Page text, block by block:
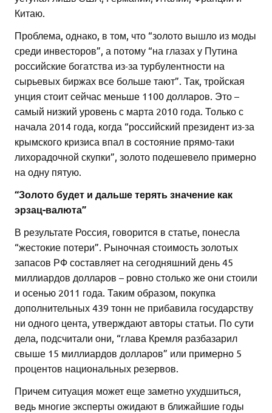
Китаю.
Проблема, однако, в том, что “золото вышло из моды
среди инвесторов”, а потому “на глазах у Путина
российские богатства из-за турбулентности на
сырьевых биржах все больше тают”. Так, тройская
унция стоит сейчас меньше 1100 долларов. Это –
самый низкий уровень с марта 2010 года. Только с
начала 2014 года, когда “российский президент из-за
крымского кризиса впал в состояние прямо-таки
лихорадочной скупки”, золото подешевело примерно
на одну пятую.
“Золото будет и дальше терять значение как
эрзац-валюта”
В результате Россия, говорится в статье, понесла
“жестокие потери”. Рыночная стоимость золотых
запасов РФ составляет на сегодняшний день 45
миллиардов долларов – ровно столько же они стоили
и осенью 2011 года. Таким образом, покупка
дополнительных 439 тонн не прибавила государству
ни одного цента, утверждают авторы статьи. По сути
дела, подсчитали они, “глава Кремля разбазарил
свыше 15 миллиардов долларов” или примерно 5
процентов национальных резервов.
Причем ситуация может еще заметно ухудшиться,
ведь многие эксперты ожидают в ближайшие годы